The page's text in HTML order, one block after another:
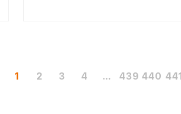
1 2 3 4 … 439 440 441